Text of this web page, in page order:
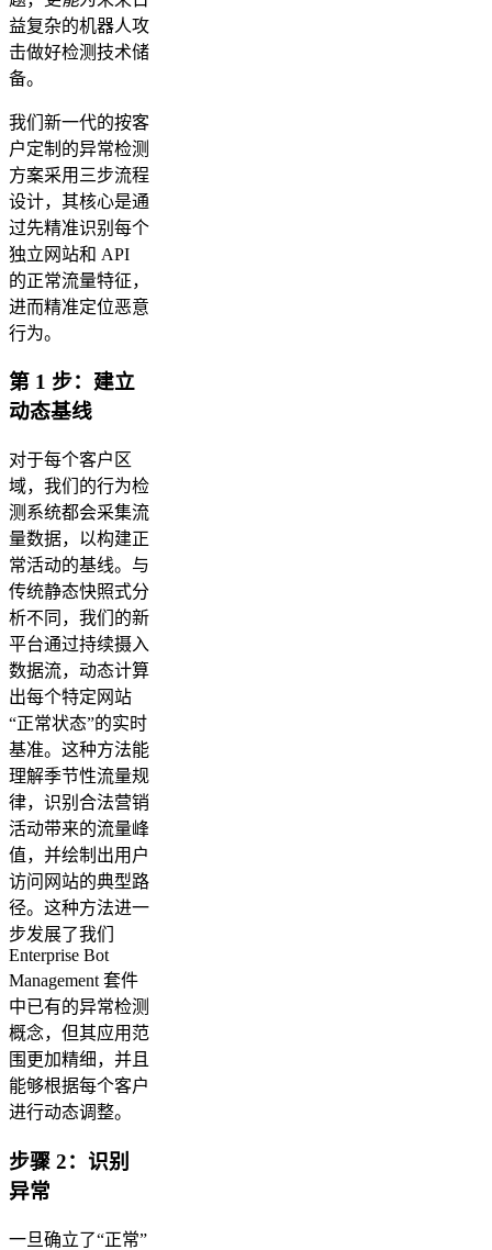
益复杂的机器人攻
击做好检测技术储
备。
我们新一代的按客
户定制的异常检测
方案采用三步流程
设计，其核心是通
过先精准识别每个
独立网站和 API
的正常流量特征，
进而精准定位恶意
行为。
第 1 步：建立
动态基线
对于每个客户区
域，我们的行为检
测系统都会采集流
量数据，以构建正
常活动的基线。与
传统静态快照式分
析不同，我们的新
平台通过持续摄入
数据流，动态计算
出每个特定网站
“正常状态”的实时
基准。这种方法能
理解季节性流量规
律，识别合法营销
活动带来的流量峰
值，并绘制出用户
访问网站的典型路
径。这种方法进一
步发展了我们
Enterprise Bot
Management 套件
中已有的异常检测
概念，但其应用范
围更加精细，并且
能够根据每个客户
进行动态调整。
步骤 2：识别
异常
一旦确立了“正常”